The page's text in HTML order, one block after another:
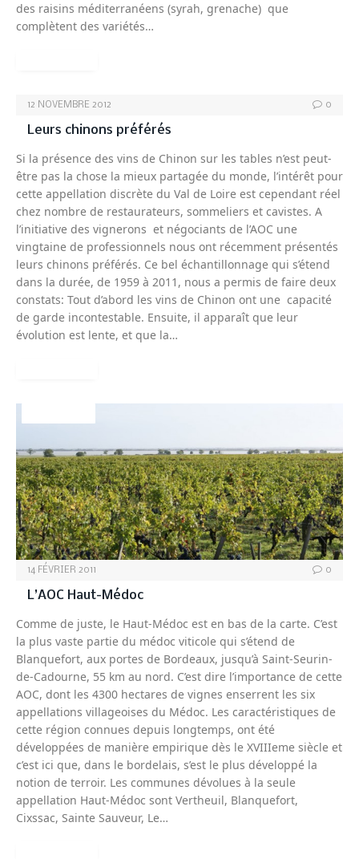
des raisins méditerranéens (syrah, grenache) que
complètent des variétés…
12 NOVEMBRE 2012 0
Leurs chinons préférés
Si la présence des vins de Chinon sur les tables n’est peut-
être pas la chose la mieux partagée du monde, l’intérêt pour
cette appellation discrète du Val de Loire est cependant réel
chez nombre de restaurateurs, sommeliers et cavistes. A
l’initiative des vignerons et négociants de l’AOC une
vingtaine de professionnels nous ont récemment présentés
leurs chinons préférés. Ce bel échantillonnage qui s’étend
dans la durée, de 1959 à 2011, nous a permis de faire deux
constats: Tout d’abord les vins de Chinon ont une capacité
de garde incontestable. Ensuite, il apparaît que leur
évolution est lente, et que la…
14 FÉVRIER 2011 0
L’AOC Haut-Médoc
Comme de juste, le Haut-Médoc est en bas de la carte. C’est
la plus vaste partie du médoc viticole qui s’étend de
Blanquefort, aux portes de Bordeaux, jusqu’à Saint-Seurin-
de-Cadourne, 55 km au nord. C’est dire l’importance de cette
AOC, dont les 4300 hectares de vignes enserrent les six
appellations villageoises du Médoc. Les caractéristiques de
cette région connues depuis longtemps, ont été
développées de manière empirique dès le XVIIIeme siècle et
c’est ici que, dans le bordelais, s’est le plus développé la
notion de terroir. Les communes dévolues à la seule
appellation Haut-Médoc sont Vertheuil, Blanquefort,
Cixssac, Sainte Sauveur, Le…